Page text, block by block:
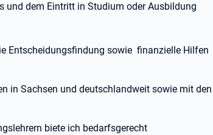
und dem Eintritt in Studium oder Ausbildung
Entscheidungsfindung sowie finanzielle Hilfen
in Sachsen und deutschlandweit sowie mit den
biete ich bedarfsgerecht